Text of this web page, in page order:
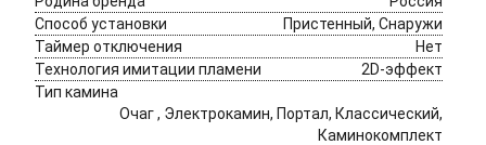
Способ установки
Пристенный, Снаружи
Таймер отключения
Нет
Технология имитации пламени
2D-эффект
Тип камина
Очаг , Электрокамин, Портал, Классический,
Каминокомплект